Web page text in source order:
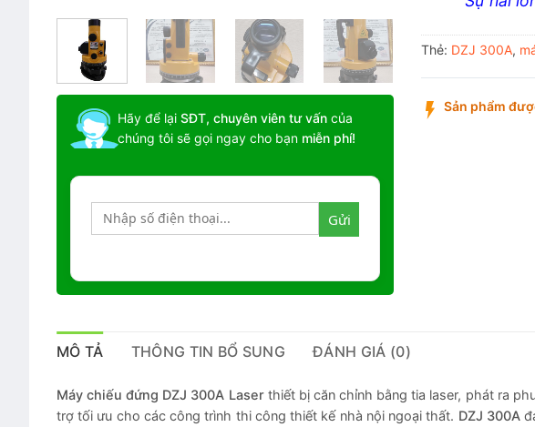
Hãy để lại SĐT, chuyên viên tư vấn của
chúng tôi sẽ gọi ngay cho bạn miễn phí!
Thẻ: DZJ 300A,
Sản phẩm
MÔ TẢ THÔNG TIN BỔ SUNG ĐÁNH GIÁ (0)
Máy chiếu đứng DZJ 300A Laser thiết bị căn chỉnh bằng tia laser, phát ra
trợ tối ưu cho các công trình thi công thiết kế nhà nội ngoại thất. DZJ 300A